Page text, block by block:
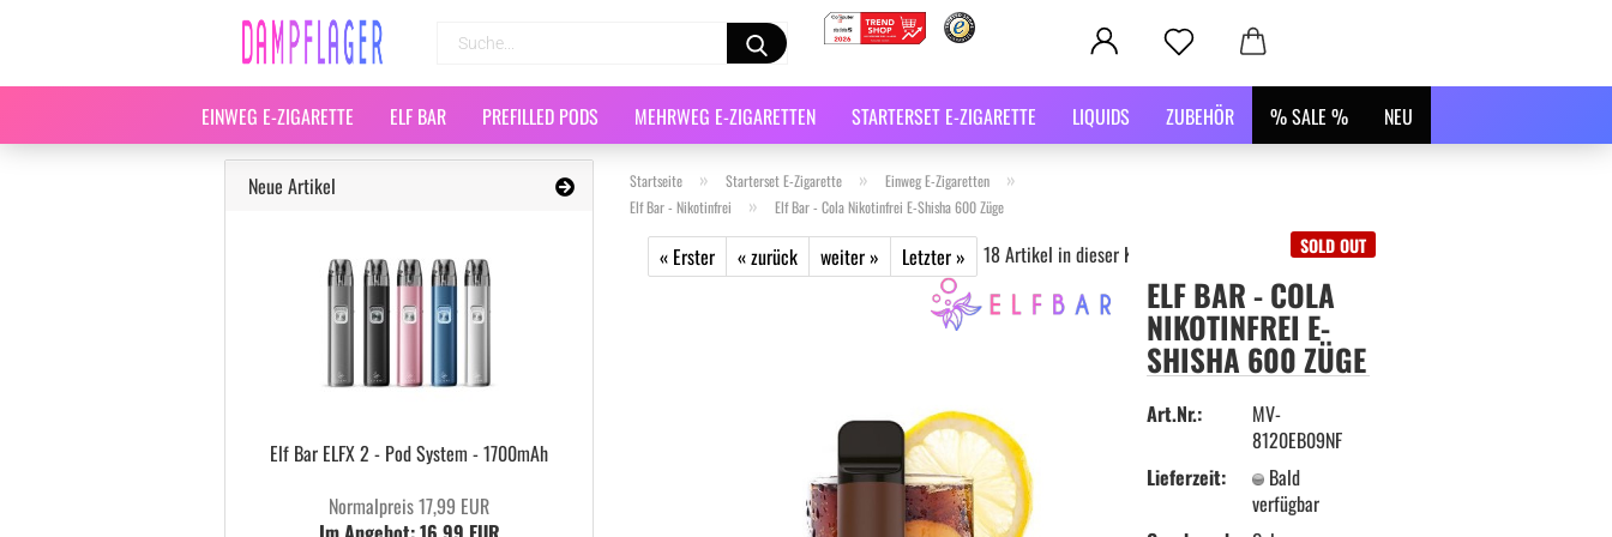
EINWEG E-ZIGARETTE ELF BAR PREFILLED PODS MEHRWEG E-ZIGARETTEN STARTERSET E-ZIGARETTE LIQUIDS ZUBEHÖR % SALE % NEU
Startseite » Starterset E-Zigarette » Einweg E-Zigaretten »
Elf Bar - Nikotinfrei » Elf Bar - Cola Nikotinfrei E-Shisha 600 Züge
« Erster « zurück weiter » Letzter » 18Artikel in dieser Kategorie SOLD OUT
ELF BAR - COLA
NIKOTINFREI E-
SHISHA 600 ZÜGE
Art.Nr.:
MV-
8120EB09NF
Lieferzeit:
Bald
verfügbar
Neue Artikel
Elf Bar ELFX 2 - Pod System - 1700mAh
Normalpreis 17,99 EUR